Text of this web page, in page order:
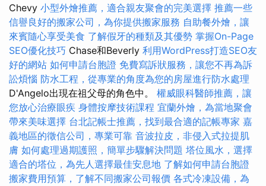
Chevy 小型外燴推薦，適合親友聚會的完美選擇 推薦一些
信譽良好的搬家公司，為你提供搬家服務 自助餐外燴，讓
來賓隨心享受美食 了解假牙的種類及其優勢 掌握On-Page
SEO優化技巧 Chase和Beverly 利用WordPress打造SEO友
好的網站 如何申請台胞證 免費寫訴狀服務，讓您不再為訴
訟煩惱 防水工程，從專業的角度為您的房屋進行防水處理
D'Angelo出現在祖父母的角色中。 權威眼科醫師推薦，讓
您放心治療眼疾 身體按摩技術課程 宜蘭外燴，為當地聚會
帶來美味選擇 台北記帳士推薦，找到最合適的記帳專家 嘉
義地區的徵信公司，專業可靠 音波拉皮，非侵入式拉提肌
膚 如何處理過期護照，簡單步驟解決問題 塔位風水，選擇
適合的塔位，為先人選擇最佳安息地 了解如何申請台胞證
搬家費用預算，了解不同搬家公司報價 各式冷凍設備，為